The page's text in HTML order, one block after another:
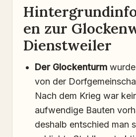
en zur
Dienstweiler
Der Glockenturm
von der
Nach dem Krieg war
aufwendige Bauten
deshalb entschied man